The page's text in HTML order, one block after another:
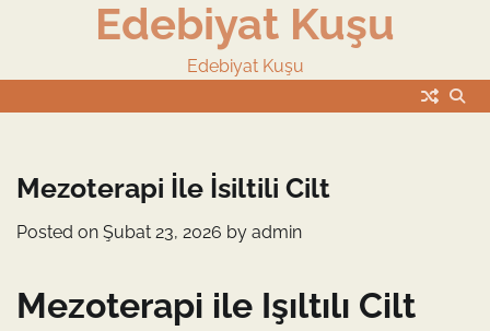
Edebiyat Kuşu
Edebiyat Kuşu
Mezoterapi İle İsiltili Cilt
Posted on Şubat 23, 2026 by admin
Mezoterapi ile Işıltılı Cilt